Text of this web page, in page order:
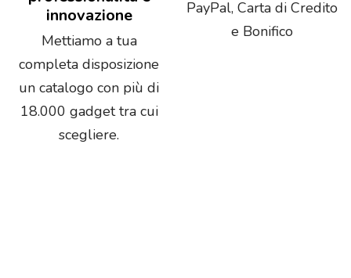
innovazione
Mettiamo a tua
completa disposizione
un catalogo con più di
18.000 gadget tra cui
scegliere.
PayPal, Carta di Credito
e Bonifico